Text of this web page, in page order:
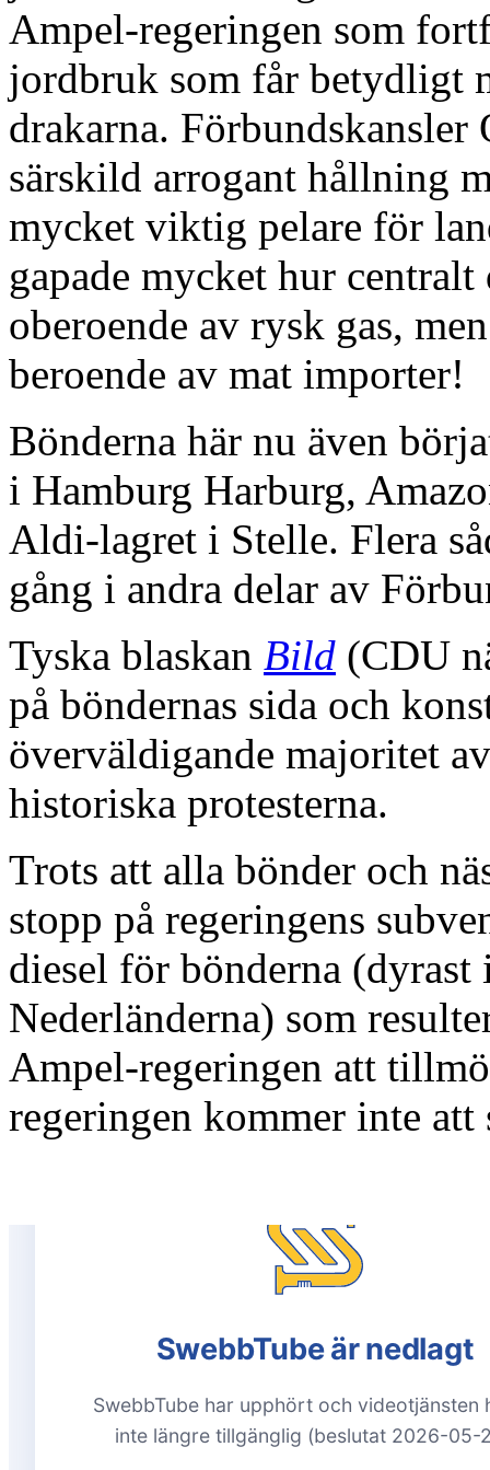
Ampel-regeringen som
jordbruk som får betydligt
drakarna. Förbundskansler
särskild arrogant hållning
mycket viktig pelare för
gapade mycket hur
oberoende av rysk gas,
beroende av mat importer!
Bönderna här nu även
i Hamburg Harburg,
Aldi-lagret i Stelle. Flera
gång i andra delar av
Tyska blaskan Bild (CDU
på böndernas sida och
överväldigande majoritet
historiska protesterna.
Trots att alla bönder och
stopp på regeringens
diesel för bönderna (dyrast
Nederländerna) som
Ampel-regeringen att
regeringen kommer inte